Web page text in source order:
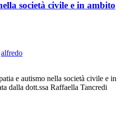
società civile e in ambito
alfredo
e autismo nella società civile e in
dalla dott.ssa Raffaella Tancredi